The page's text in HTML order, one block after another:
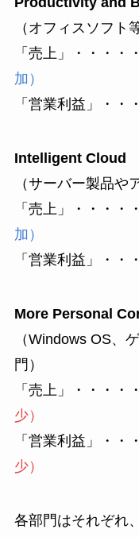
（オフィスソフト
「売上」・・・・
加）
「営業利益」・・
Intelligent Cloud
（サーバー製品や
「売上」・・・・
加）
「営業利益」・・
More Personal
（Windows OS、
門）
「売上」・・・・
少）
「営業利益」・・
少）
各部門はそれぞれ